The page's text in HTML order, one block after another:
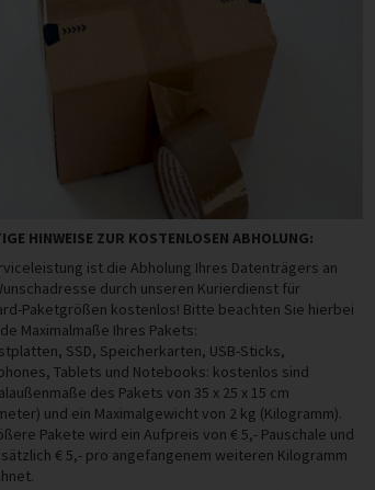
HINWEISE ZUR KOSTENLOSEN ABHOLUNG:
ist die Abholung Ihres Datenträgers an
durch unseren Kurierdienst für
Paketgrößen kostenlos! Bitte beachten Sie hierbei
Maximalmaße Ihres Pakets:
SSD, Speicherkarten, USB-Sticks,
Tablets und Notebooks: kostenlos sind
des Pakets von 35 x 25 x 15 cm
und ein Maximalgewicht von 2 kg (Kilogramm).
Pakete wird ein Aufpreis von € 5,- Pauschale und
€ 5,- pro angefangenem weiteren Kilogramm